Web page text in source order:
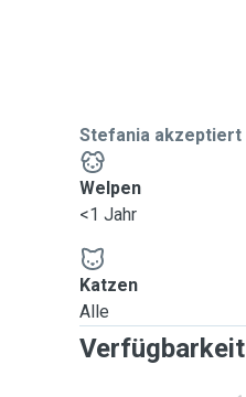
Stefania akzeptiert
Welpen
<1 Jahr
Katzen
Alle
Verfügbarkeit